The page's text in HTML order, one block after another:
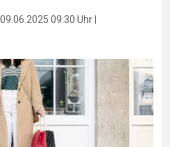
09.06.2025 09:30 Uhr|